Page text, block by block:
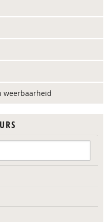
weerbaarheid